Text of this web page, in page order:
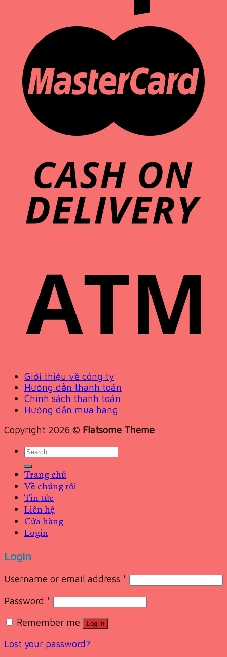
Giới thiệu về công ty
Hướng dẫn thanh toán
Chính sách thanh toán
Hướng dẫn mua hàng
Copyright 2026 © Flatsome Theme
Search
Trang chủ
Về chúng tôi
Tin tức
Liên hệ
Cửa hàng
Login
Login
Username or email address *
Password *
Remember me
Log in
Lost your password?